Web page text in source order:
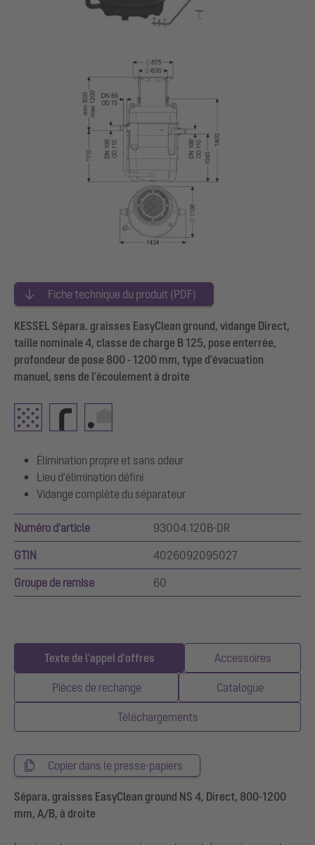
Fiche technique du produit (PDF)
KESSEL Sépara. graisses EasyClean ground, vidange Direct,
taille nominale 4, classe de charge B 125, pose enterrée,
profondeur de pose 800 - 1200 mm, type d'évacuation
manuel, sens de l'écoulement à droite
Élimination propre et sans odeur
Lieu d'élimination défini
Vidange complète du séparateur
Numéro d'article 93004.120B-DR
GTIN 4026092095027
Groupe de remise 60
Texte de l'appel d'offres Accessoires
Pièces de rechange Catalogue
Téléchargements
Copier dans le presse-papiers
Sépara. graisses EasyClean ground NS 4, Direct, 800-1200
mm, A/B, à droite